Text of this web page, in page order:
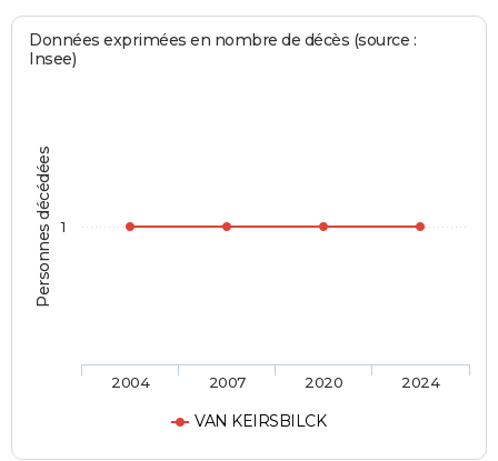
Personnes décédées
Données exprimées en nombre de décès (source :
Insee)
VAN KEIRSBILCK
2004 2007 2020 2024
1